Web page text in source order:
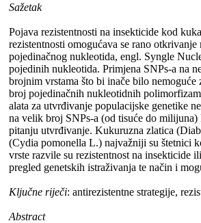
Sažetak
Pojava rezistentnosti na insekticide kod
rezistentnosti omogućava se rano
pojedinačnog nukleotida, engl. Syngle
pojedinih nukleotida. Primjena SNPs-a na
brojnim vrstama što bi inače bilo
broj pojedinačnih nukleotidnih
alata za utvrđivanje populacijske genetike
na velik broj SNPs-a (od tisuće do
pitanju utvrđivanje. Kukuruzna zlatica
(Cydia pomonella L.) najvažniji su štetnici
vrste razvile su rezistentnost na insekticide
pregled genetskih istraživanja te način i
Ključne riječi: antirezistentne strategije,
Abstract